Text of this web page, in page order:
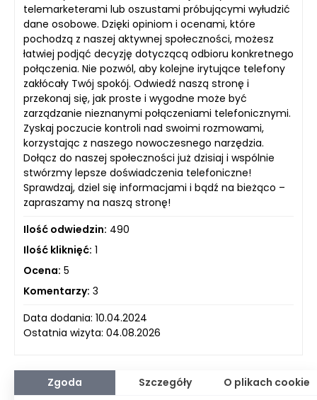
telemarketerami lub oszustami próbującymi wyłudzić
dane osobowe. Dzięki opiniom i ocenami, które
pochodzą z naszej aktywnej społeczności, możesz
łatwiej podjąć decyzję dotyczącą odbioru konkretnego
połączenia. Nie pozwól, aby kolejne irytujące telefony
zakłócały Twój spokój. Odwiedź naszą stronę i
przekonaj się, jak proste i wygodne może być
zarządzanie nieznanymi połączeniami telefonicznymi.
Zyskaj poczucie kontroli nad swoimi rozmowami,
korzystając z naszego nowoczesnego narzędzia.
Dołącz do naszej społeczności już dzisiaj i wspólnie
stwórzmy lepsze doświadczenia telefoniczne!
Sprawdzaj, dziel się informacjami i bądź na bieżąco –
zapraszamy na naszą stronę!
Ilość odwiedzin: 490
Ilość kliknięć: 1
Ocena: 5
Komentarzy: 3
Data dodania: 10.04.2024
Ostatnia wizyta: 04.08.2026
Zgoda Szczegóły O plikach cookie